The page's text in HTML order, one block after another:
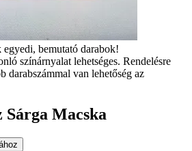
bemutató darabok!
színárnyalat lehetséges. Rendelésre
darabszámmal van lehetőség az
Sárga Macska